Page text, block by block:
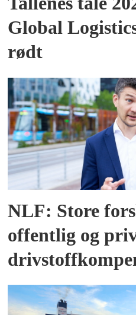
Global
rødt
NLF: Store
offentlig og